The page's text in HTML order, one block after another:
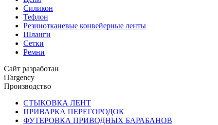
Силикон
Тефлон
Резинотканевые конвейерные ленты
Шланги
Сетки
Ремни
Сайт разработан
iTargency
Производство
СТЫКОВКА ЛЕНТ
ПРИВАРКА ПЕРЕГОРОДОК
ФУТЕРОВКА ПРИВОДНЫХ БАРАБАНОВ